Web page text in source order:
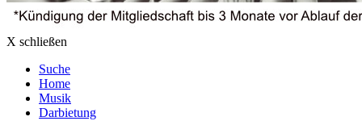
X schließen
Suche
Home
Musik
Darbietung